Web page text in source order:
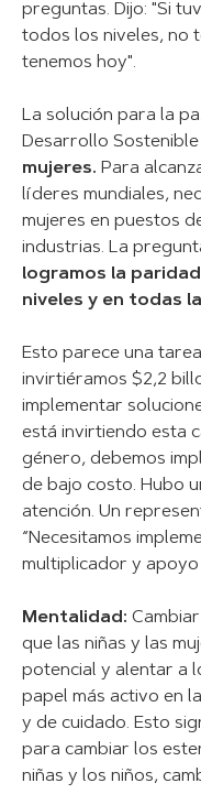
preguntas. Dijo: "Si
todos los niveles, no
tenemos hoy".
La solución para la
Desarrollo Sostenible
mujeres. Para
líderes mundiales,
mujeres en puestos
industrias. La
logramos la
niveles y en todas
Esto parece una
invirtiéramos $2,2
implementar
está invirtiendo esta
género, debemos
de bajo costo. Hubo
atención. Un
“Necesitamos
multiplicador y apoyo
Mentalidad:
que las niñas y las
potencial y alentar a
papel más activo en
y de cuidado. Esto
para cambiar los
niñas y los niños,